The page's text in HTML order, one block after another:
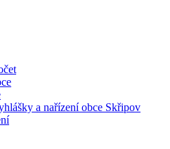
a nařízení obce Skřipov